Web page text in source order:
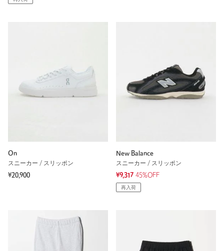
On
スニーカー / スリッポン
¥20,900
New Balance
スニーカー / スリッポン
¥9,317 45%OFF
再入荷